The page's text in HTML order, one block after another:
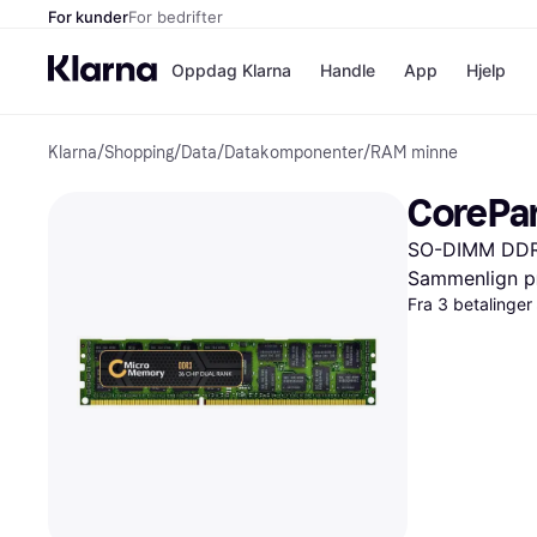
For kunderFor bedrifter
Oppdag Klarna
Betal nå
Betal i 3 deler
Betal innen
Finansiering
Vipps
Handle
Butikker
App Hjelp
Klarna/Shopping/Data/Datakomponenter/RAM minne
SO-DIMM
Sammenlign
Fra 3